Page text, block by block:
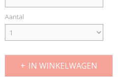
Aantal
IN WINKELWAGEN